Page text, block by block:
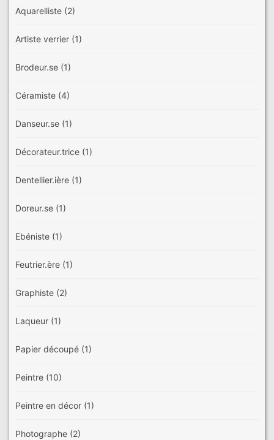
Aquarelliste (2)
Artiste verrier (1)
Brodeur.se (1)
Céramiste (4)
Danseur.se (1)
Décorateur.trice (1)
Dentellier.ière (1)
Doreur.se (1)
Ebéniste (1)
Feutrier.ère (1)
Graphiste (2)
Laqueur (1)
Papier découpé (1)
Peintre (10)
Peintre en décor (1)
Photographe (2)